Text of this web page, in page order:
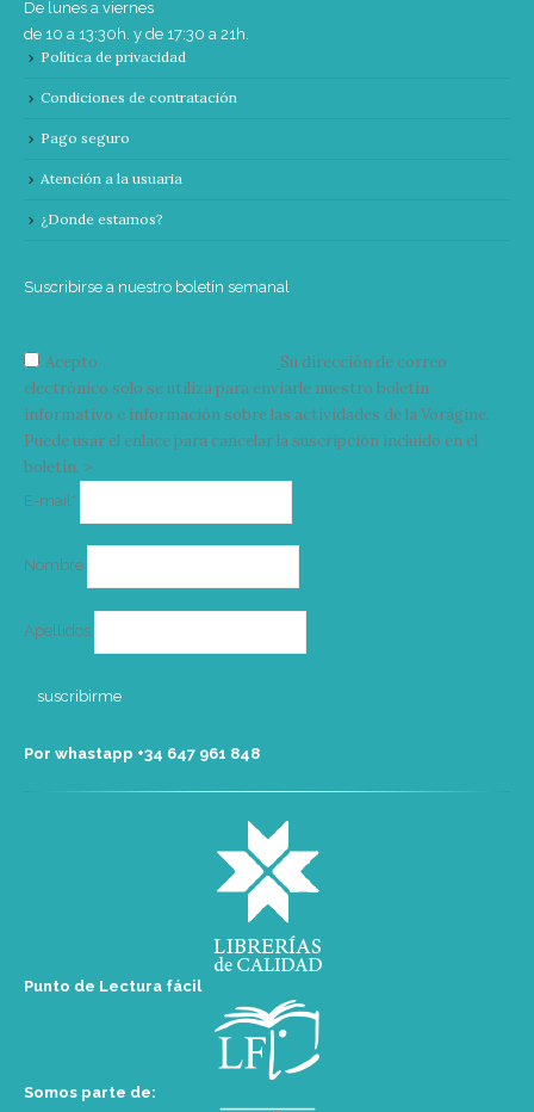
De lunes a viernes
de 10 a 13:30h. y de 17:30 a 21h.
Política de privacidad
Condiciones de contratación
Pago seguro
Atención a la usuaria
¿Donde estamos?
Suscribirse a nuestro boletín semanal
Acepto
Su dirección de correo
electrónico solo se utiliza para enviarle nuestro boletín
informativo e información sobre las actividades de la Vorágine.
Puede usar el enlace para cancelar la suscripción incluido en el
boletín. >
E-mail*
Nombre
Apellidos
Por whastapp +34 ‭647 961 848‬
Punto de Lectura fácil
Somos parte de: